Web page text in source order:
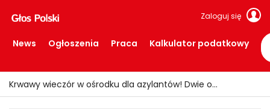
Zaloguj się
News Ogłoszenia Praca Kalkulator podatkowy
Krwawy wieczór w ośrodku dla azylantów! Dwie osoby ranne po ataku nożem